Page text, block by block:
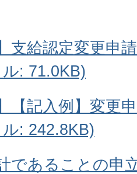
支給認定変更申
: 71.0KB)
【記入例】変更
: 242.8KB)
であることの申